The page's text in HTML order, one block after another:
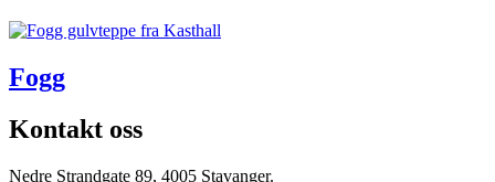
Fogg
Kontakt oss
Nedre Strandgate 89, 4005 Stavanger.